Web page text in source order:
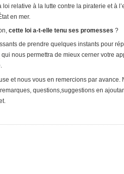
relative à la lutte contre la piraterie et à
en mer.
cette loi a-t-elle tenu ses promesses ?
de prendre quelques instants pour
qui nous permettra de mieux cerner votre
et nous vous en remercions par avance.
questions,suggestions en